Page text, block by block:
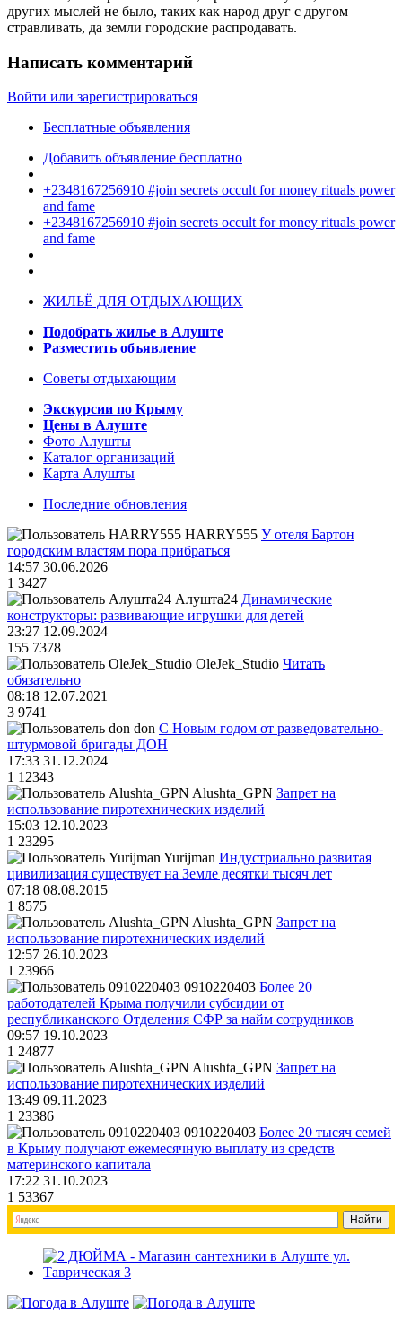
других мыслей не было, таких как народ друг с другом
стравливать, да земли городские распродавать.
Написать комментарий
Войти или зарегистрироваться
Бесплатные объявления
Добавить объявление бесплатно
+2348167256910 #join secrets occult for money rituals power
and fame
+2348167256910 #join secrets occult for money rituals power
and fame
ЖИЛЬЁ ДЛЯ ОТДЫХАЮЩИХ
Подобрать жилье в Алуште
Разместить объявление
Советы отдыхающим
Экскурсии по Крыму
Цены в Алуште
Фото Алушты
Каталог организаций
Карта Алушты
Последние обновления
HARRY555 У отеля Бартон
городским властям пора прибраться
14:57 30.06.2026
1 3427
Алушта24 Динамические
конструкторы: развивающие игрушки для детей
23:27 12.09.2024
155 7378
OleJek_Studio Читать
обязательно
08:18 12.07.2021
3 9741
don С Новым годом от разведовательно-
штурмовой бригады ДОН
17:33 31.12.2024
1 12343
Alushta_GPN Запрет на
использование пиротехнических изделий
15:03 12.10.2023
1 23295
Yurijman Индустриально развитая
цивилизация существует на Земле десятки тысяч лет
07:18 08.08.2015
1 8575
Alushta_GPN Запрет на
использование пиротехнических изделий
12:57 26.10.2023
1 23966
0910220403 Более 20
работодателей Крыма получили субсидии от
республиканского Отделения СФР за найм сотрудников
09:57 19.10.2023
1 24877
Alushta_GPN Запрет на
использование пиротехнических изделий
13:49 09.11.2023
1 23386
0910220403 Более 20 тысяч семей
в Крыму получают ежемесячную выплату из средств
материнского капитала
17:22 31.10.2023
1 53367